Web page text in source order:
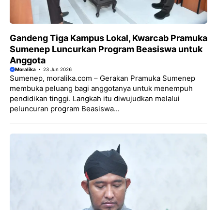
Gandeng Tiga Kampus Lokal, Kwarcab Pramuka
Sumenep Luncurkan Program Beasiswa untuk
Anggota
Moralika 23 Jun 2026
Sumenep, moralika.com – Gerakan Pramuka Sumenep
membuka peluang bagi anggotanya untuk menempuh
pendidikan tinggi. Langkah itu diwujudkan melalui
peluncuran program Beasiswa...